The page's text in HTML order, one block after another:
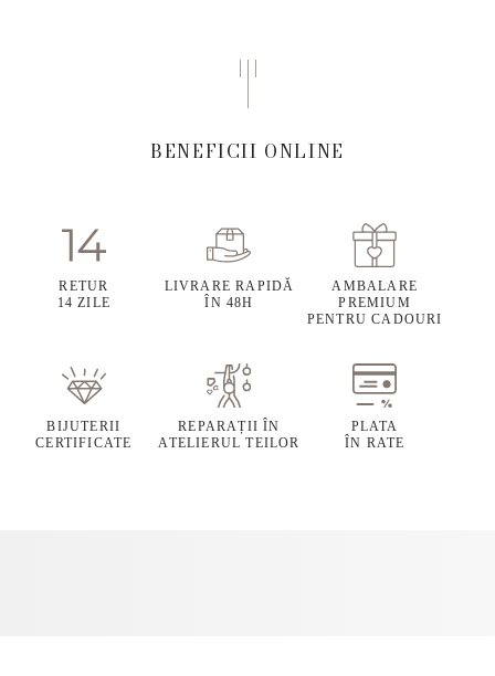
BENEFICII ONLINE
RETUR
14 ZILE
LIVRARE RAPIDĂ
ÎN 48H
AMBALARE
PREMIUM
PENTRU CADOURI
BIJUTERII
CERTIFICATE
REPARAȚII ÎN
ATELIERUL TEILOR
PLATA
ÎN RATE